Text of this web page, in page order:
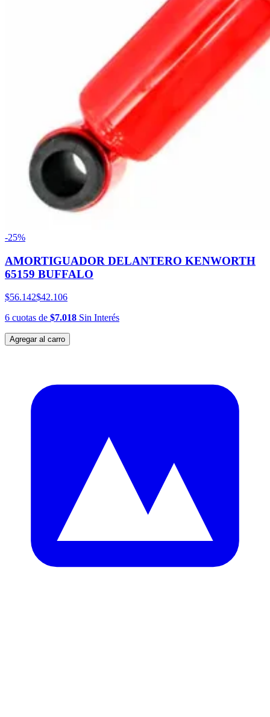
-25%
AMORTIGUADOR DELANTERO KENWORTH
65159 BUFFALO
$56.142$42.106
6 cuotas de $7.018 Sin Interés
Agregar al carro